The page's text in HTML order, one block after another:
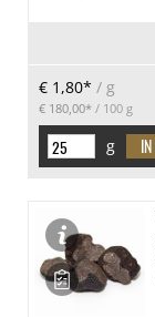
€ 1,80* / g
€ 180,00* / 100 g
g